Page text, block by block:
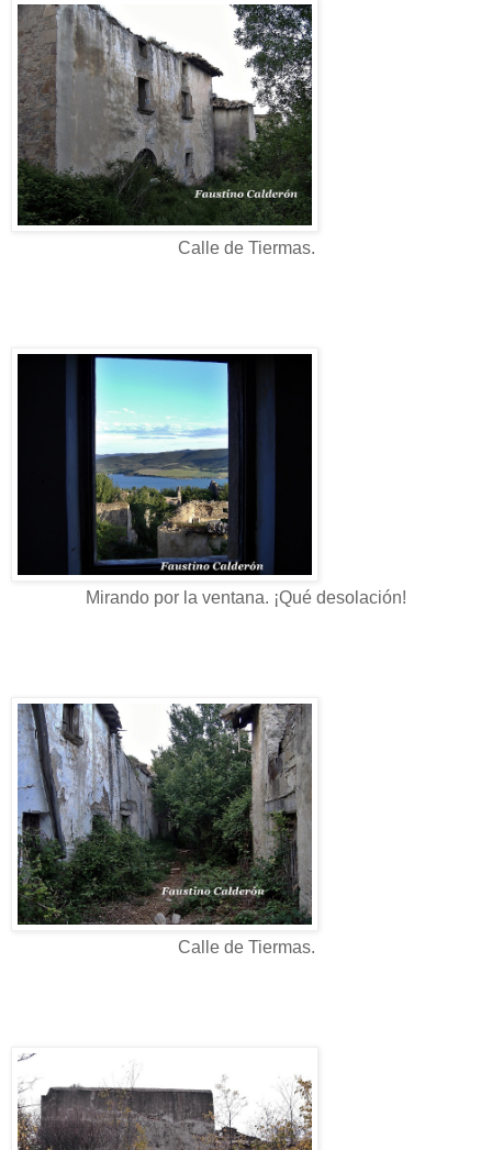
Calle de Tiermas.
Mirando por la ventana. ¡Qué desolación!
Calle de Tiermas.